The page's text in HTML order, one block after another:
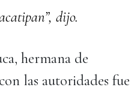
dijo.
hermana de
las autoridades fue